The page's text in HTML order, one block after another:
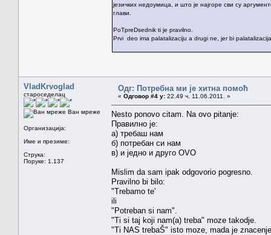
језичких недоумица, и што је најгоре сви су
глави.
PoTpreDsednik ti je pravilno.
Prvi deo ima palatalizaciju a drugi ne, jer bi
VladKrvoglad
староседелац
Ван мреже
Организација:
Име и презиме:
Струка:
Поруке: 1.137
Одг: Потребна ми је хитна помоћ
« Одговор #4 у: 22.49 ч. 11.06.2011. »
Nesto ponovo citam. Na ovo pitanje:
Правилно је:
а) требаш нам
б) потребан си нам
в) и једно и друго OVO
Mislim da sam ipak odgovorio pogresno.
Pravilno bi bilo:
"Trebamo te'
ili
"Potreban si nam".
"Ti si taj koji nam(a) treba" moze takodje.
"Ti NAS trebaŠ" isto moze, mada je